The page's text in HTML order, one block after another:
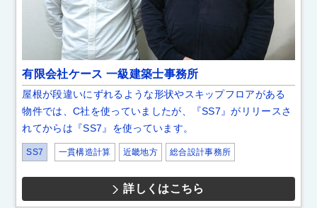
有限会社ケース 一級建築士事務所
屋根が段違いにずれるような形状やスキップフロアがある
物件では、C社を使っていましたが、『SS7』がリリースさ
れてからは『SS7』を使っています。
SS7 一貫構造計算 近畿地方 総合設計事務所
詳しくはこちら